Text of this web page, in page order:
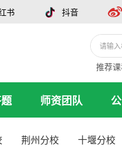
书 抖音
推荐课
师资团队
荆州分校 十堰分校